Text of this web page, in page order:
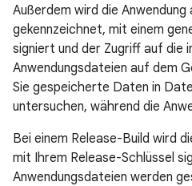
Außerdem wird die Anwendung
gekennzeichnet, mit einem
signiert und der Zugriff auf die
Anwendungsdateien auf dem
Sie gespeicherte Daten in
untersuchen, während die
Bei einem Release-Build wird
mit Ihrem Release-Schlüssel
Anwendungsdateien werden